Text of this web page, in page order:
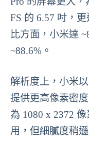
FS 的 6.57 吋，
比方面，小米達
~88.6%。
解析度上，小米
提供更高像素密
為 1080 x 2372
用，但細膩度稍